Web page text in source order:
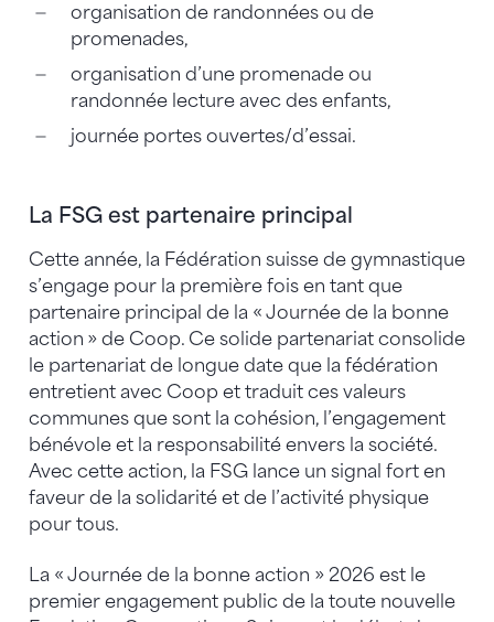
organisation de randonnées ou de
promenades,
organisation d’une promenade ou
randonnée lecture avec des enfants,
journée portes ouvertes/d’essai.
La FSG est partenaire principal
Cette année, la Fédération suisse de gymnastique
s’engage pour la première fois en tant que
partenaire principal de la « Journée de la bonne
action » de Coop. Ce solide partenariat consolide
le partenariat de longue date que la fédération
entretient avec Coop et traduit ces valeurs
communes que sont la cohésion, l’engagement
bénévole et la responsabilité envers la société.
Avec cette action, la FSG lance un signal fort en
faveur de la solidarité et de l’activité physique
pour tous.
La « Journée de la bonne action » 2026 est le
premier engagement public de la toute nouvelle